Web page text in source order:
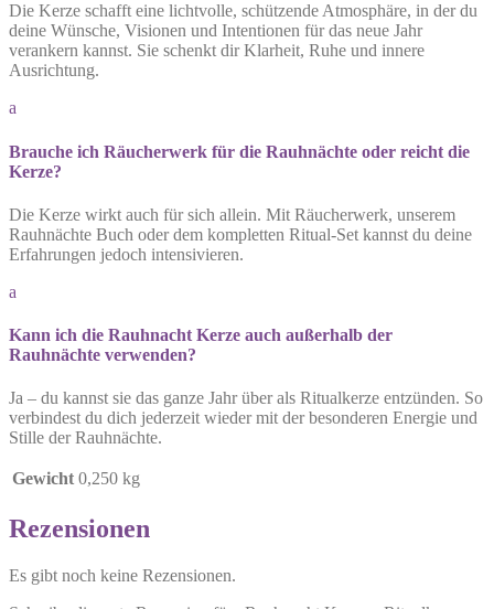
Die Kerze schafft eine lichtvolle, schützende Atmosphäre, in der du
deine Wünsche, Visionen und Intentionen für das neue Jahr
verankern kannst. Sie schenkt dir Klarheit, Ruhe und innere
Ausrichtung.
a
Brauche ich Räucherwerk für die Rauhnächte oder reicht die
Kerze?
Die Kerze wirkt auch für sich allein. Mit Räucherwerk, unserem
Rauhnächte Buch oder dem kompletten Ritual-Set kannst du deine
Erfahrungen jedoch intensivieren.
a
Kann ich die Rauhnacht Kerze auch außerhalb der
Rauhnächte verwenden?
Ja – du kannst sie das ganze Jahr über als Ritualkerze entzünden. So
verbindest du dich jederzeit wieder mit der besonderen Energie und
Stille der Rauhnächte.
Gewicht 0,250 kg
Rezensionen
Es gibt noch keine Rezensionen.